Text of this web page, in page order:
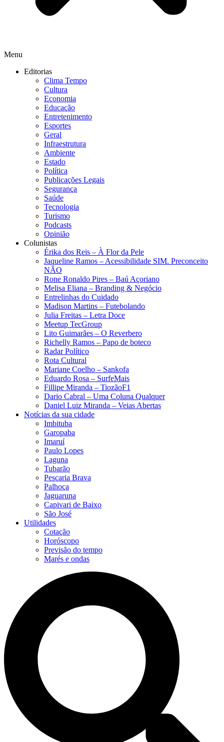
Menu
Editorias
Clima Tempo
Cultura
Economia
Educação
Entretenimento
Esportes
Geral
Infraestrutura
Ambiente
Estado
Política
Publicações Legais
Segurança
Saúde
Tecnologia
Turismo
Podcasts
Opinião
Colunistas
Érika dos Reis​ – À Flor da Pele
Jaqueline Ramos – Acessibilidade SIM. Preconceito
NÃO
Rone Ronaldo Pires – Baú Açoriano
Melisa Eliana – Branding & Negócio
Entrelinhas do Cuidado
Madison Martins – Futebolando
Julia Freitas​ – Letra Doce
Meetup TecGroup
Lito Guimarães – O Reverbero
Richelly Ramos​ – Papo de boteco
Radar Político
Rota Cultural
Mariane Coelho – Sankofa
Eduardo Rosa​ – SurfeMais
Fillipe Miranda – TiozãoF1
Dario Cabral – Uma Coluna Qualquer
Daniel Luiz Miranda – Veias Abertas
Notícias da sua cidade
Imbituba
Garopaba
Imaruí
Paulo Lopes
Laguna
Tubarão
Pescaria Brava
Palhoça
Jaguaruna
Capivari de Baixo
São José
Utilidades
Cotação
Horóscopo
Previsão do tempo
Marés e ondas